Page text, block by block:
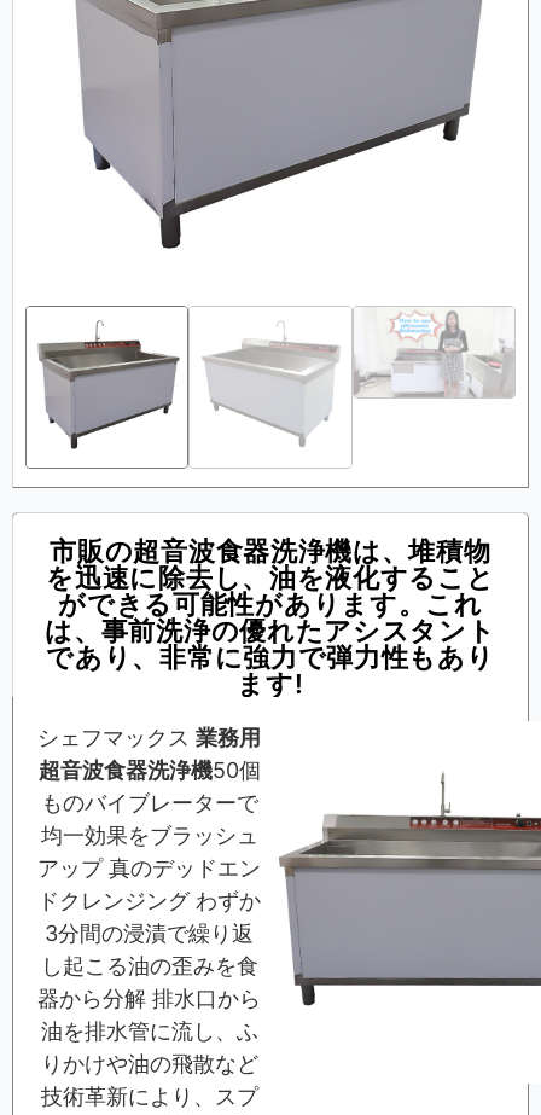
市販の超音波食器洗浄機は、堆積物
を迅速に除去し、油を液化すること
ができる可能性があります。これ
は、事前洗浄の優れたアシスタント
であり、非常に強力で弾力性もあり
ます!
シェフマックス業務用
超音波食器洗浄機50個
ものバイブレーターで
均一効果をブラッシュ
アップ 真のデッドエン
ドクレンジング わずか
3分間の浸漬で繰り返
し起こる油の歪みを食
器から分解 排水口から
油を排水管に流し、ふ
りかけや油の飛散など
技術革新により、スプ